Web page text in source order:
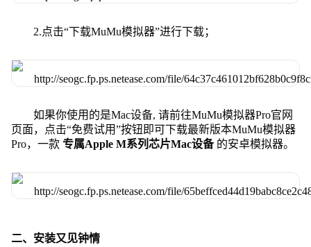
2.点击“下载MuMu模拟器”进行下载；
如果你使用的是Mac设备, 请前往MuMu模拟器Pro官网
页面，点击“免费试用”按钮即可下载最新版本MuMu模拟器
Pro，一款 专属Apple M系列芯片Mac设备 的安卓模拟器。
二、安装又见钟情